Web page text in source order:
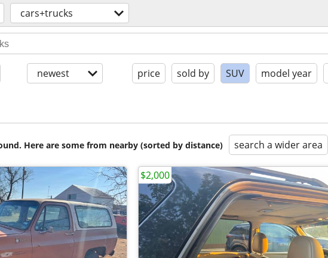
cars+trucks
newest price sold by SUV model year
Here are some from nearby (sorted by distance) search a wider area
$2,000